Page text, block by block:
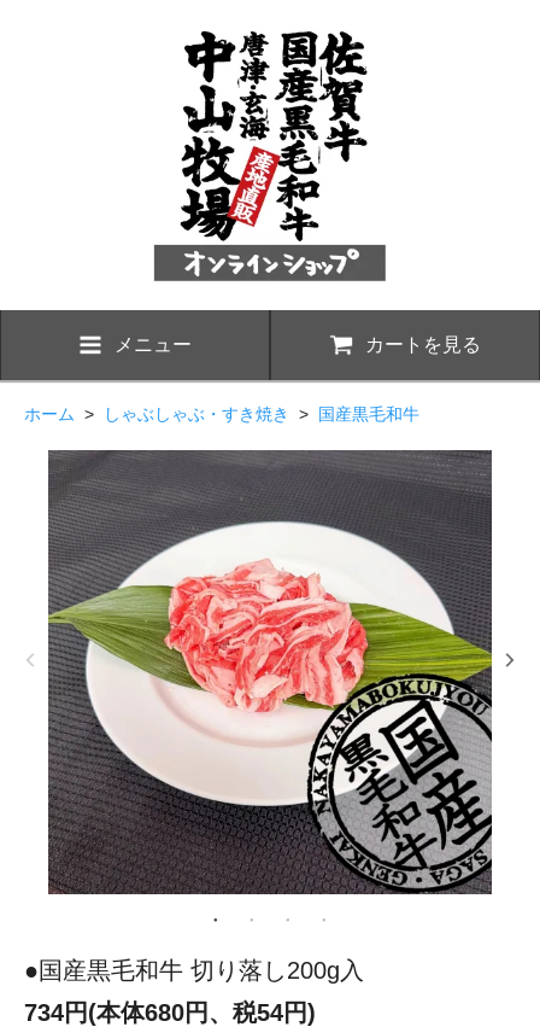
メニュー カートを見る
ホーム > しゃぶしゃぶ・すき焼き > 国産黒毛和牛
●国産黒毛和牛 切り落し200g入
734円(本体680円、税54円)